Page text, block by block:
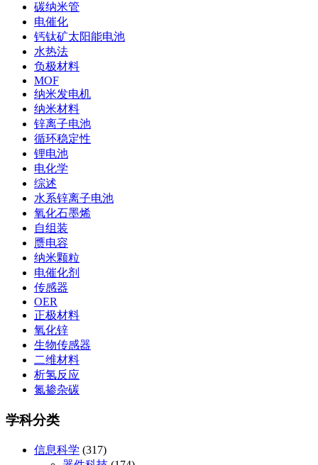
碳纳米管
电催化
钙钛矿太阳能电池
水热法
负极材料
MOF
纳米发电机
纳米材料
锌离子电池
循环稳定性
锂电池
电化学
综述
水系锌离子电池
氧化石墨烯
自组装
赝电容
纳米颗粒
电催化剂
传感器
OER
正极材料
氧化锌
生物传感器
二维材料
析氢反应
氮掺杂碳
学科分类
信息科学 (317)